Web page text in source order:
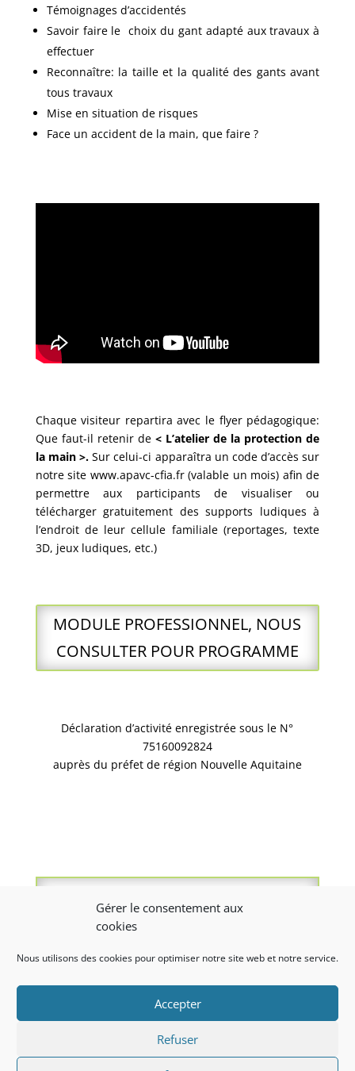
Gérer le consentement aux
cookies
Nous utilisons des cookies pour optimiser notre site web et notre service.
Accepter
Refuser
Témoignages d’accidentés
Savoir faire le choix du gant adapté aux travaux à
effectuer
Reconnaître: la taille et la qualité des gants avant
tous travaux
Mise en situation de risques
Face un accident de la main, que faire ?
Chaque visiteur repartira avec le flyer pédagogique:
Que faut-il retenir de < L’atelier de la protection de
la main >. Sur celui-ci apparaîtra un code d’accès sur
notre site www.apavc-cfia.fr (valable un mois) afin de
permettre aux participants de visualiser ou
télécharger gratuitement des supports ludiques à
l’endroit de leur cellule familiale (reportages, texte
3D, jeux ludiques, etc.)
MODULE PROFESSIONNEL, NOUS
CONSULTER POUR PROGRAMME
Déclaration d’activité enregistrée sous le N°
75160092824
auprès du préfet de région Nouvelle Aquitaine
PRÉVENTION
Copyright 2021 APAVC-CFIA –Mentions légales /
Politique de confidentialité